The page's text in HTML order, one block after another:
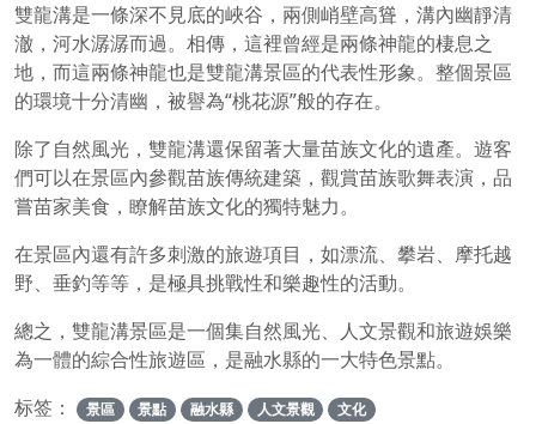
雙龍溝是一條深不見底的峽谷，兩側峭壁高聳，溝內幽靜清
澈，河水潺潺而過。相傳，這裡曾經是兩條神龍的棲息之
地，而這兩條神龍也是雙龍溝景區的代表性形象。整個景區
的環境十分清幽，被譽為“桃花源”般的存在。
除了自然風光，雙龍溝還保留著大量苗族文化的遺產。遊客
們可以在景區內參觀苗族傳統建築，觀賞苗族歌舞表演，品
嘗苗家美食，瞭解苗族文化的獨特魅力。
在景區內還有許多刺激的旅遊項目，如漂流、攀岩、摩托越
野、垂釣等等，是極具挑戰性和樂趣性的活動。
總之，雙龍溝景區是一個集自然風光、人文景觀和旅遊娛樂
為一體的綜合性旅遊區，是融水縣的一大特色景點。
标签：
景區 景點 融水縣 人文景觀 文化